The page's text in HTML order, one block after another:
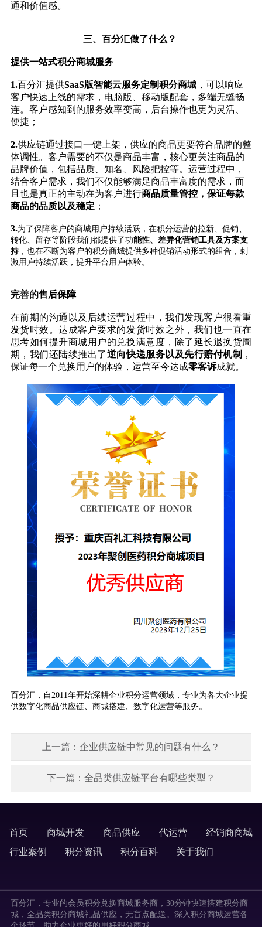
通和价值感。
三、百分汇做了什么？
提供一站式积分商城服务
1.百分汇提供SaaS版智能云服务定制积分商城，可以响应
客户快速上线的需求，电脑版、移动版配套，多端无缝畅
连。客户感知到的服务效率变高，后台操作也更为灵活、
便捷；
2.供应链通过接口一键上架，供应的商品更要符合品牌的整
体调性。客户需要的不仅是商品丰富，核心更关注商品的
品牌价值，包括品质、知名、风险把控等。运营过程中，
结合客户需求，我们不仅能够满足商品丰富度的需求，而
且也是真正的主动在为客户进行商品质量管控，保证每款
商品的品质以及稳定 ；
3.为了保障客户的商城用户持续活跃，在积分运营的拉新、促销、
转化、留存等阶段我们都提供了功能性、差异化营销工具及方案支
持，也在不断为客户的积分商城提供多种促销活动形式的组合，刺
激用户持续活跃，提升平台用户体验。
完善的售后保障
在前期的沟通以及后续运营过程中，我们发现客户很看重
发货时效。达成客户要求的发货时效之外，我们也一直在
思考如何提升商城用户的兑换满意度，除了延长退换货周
期，我们还陆续推出了逆向快递服务以及先行赔付机制 ，
保证每一个兑换用户的体验，运营至今达成零客诉成就。
百分汇，自2011年开始深耕企业积分运营领域，专业为各大企业提
供数字化商品供应链、商城搭建、数字化运营等服务。
上一篇：企业供应链中常见的问题有什么？
下一篇：全品类供应链平台有哪些类型？
首页 商城开发 商品供应 代运营
经销商商城
行业案例
积分资讯 积分百科 关于我们
百分汇，专业的会员积分兑换商城服务商，30分钟快速搭建积分商
城，全品类积分商城礼品供应，无盲点配送。深入积分商城运营各